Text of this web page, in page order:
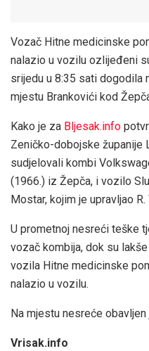
Vozač Hitne medicinske
nalazio u vozilu ozlijeđeni
srijedu u 8:35 sati dogodila
mjestu Brankovići kod
Kako je za Bljesak.info
Zeničko-dobojske županije
sudjelovali kombi
(1966.) iz Žepča, i vozilo
Mostar, kojim je upravljao
U prometnoj nesreći teške
vozač kombija, dok su
vozila Hitne medicinske
nalazio u vozilu.
Na mjestu nesreće obavljen
Vrisak.info